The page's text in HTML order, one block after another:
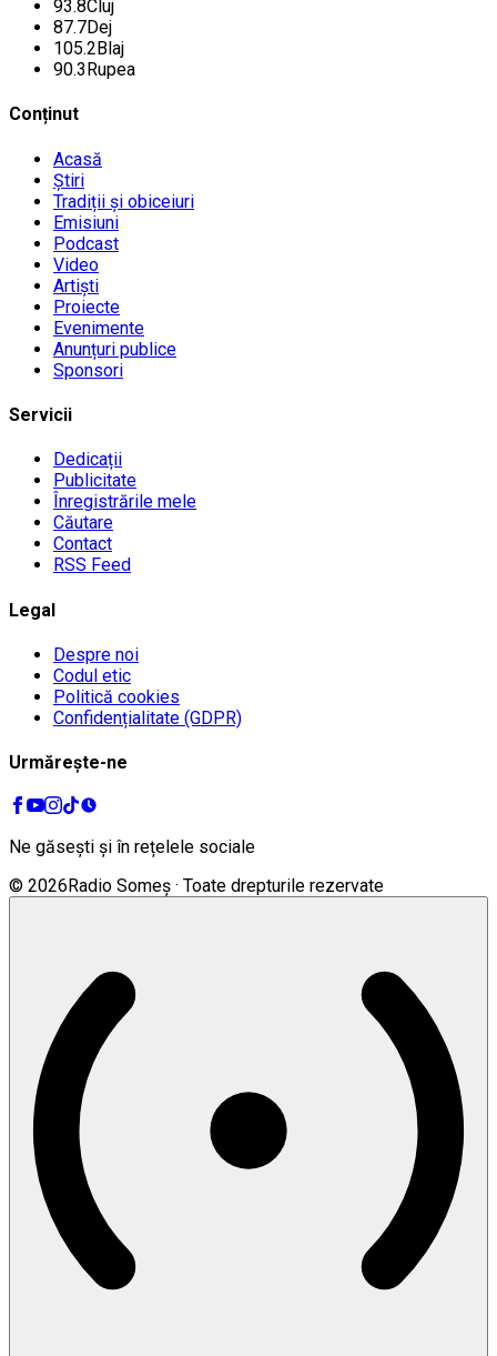
93.8Cluj
87.7Dej
105.2 Blaj
90.3 Rupea
Conținut
Acasă
Știri
Tradiții și obiceiuri
Emisiuni
Podcast
Video
Artiști
Proiecte
Evenimente
Anunțuri publice
Sponsori
Servicii
Dedicații
Publicitate
Înregistrările mele
Căutare
Contact
RSS Feed
Legal
Despre noi
Codul etic
Politică cookies
Confidențialitate (GDPR)
Urmărește-ne
Ne găsești și în rețelele sociale
© 2026 Radio Someș · Toate drepturile rezervate